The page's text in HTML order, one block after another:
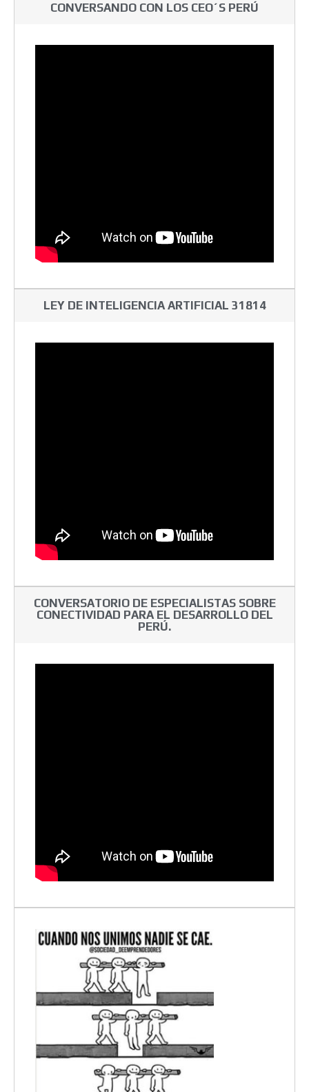
CONVERSANDO CON LOS CEO´S PERÚ
LEY DE INTELIGENCIA ARTIFICIAL 31814
CONVERSATORIO DE ESPECIALISTAS SOBRE
CONECTIVIDAD PARA EL DESARROLLO DEL
PERÚ.